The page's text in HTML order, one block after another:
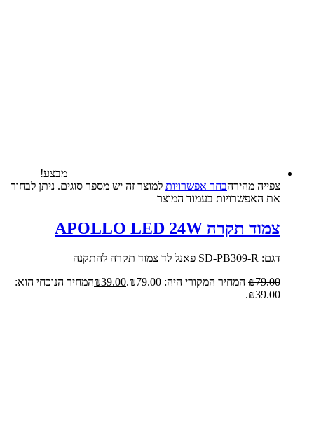
מבצע!
צפייה‬ ‫מהירה‬בחר אפשרויות למוצר זה יש מספר סוגים. ניתן לבחור
את האפשרויות בעמוד המוצר
צמוד תקרה APOLLO LED 24W
דגם: SD-PB309-R פאנל לד צמוד תקרה להתקנה
₪79.00 המחיר המקורי היה: ₪79.00. ₪39.00
המחיר הנוכחי הוא:
₪39.00.